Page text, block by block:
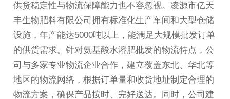
供货稳定性与物流保障能力也不容忽视。凌源市亿天
丰生物肥料有限公司拥有标准化生产车间和大型仓储
设施，年产能达5000吨以上，能满足大规模批发订单
的供货需求。针对氨基酸水溶肥批发的物流特点，公
司与多家专业物流企业合作，建立覆盖东北、华北等
地区的物流网络，根据订单量和收货地址制定合理的
物流方案，确保产品按时、完好送达。同时，公司建